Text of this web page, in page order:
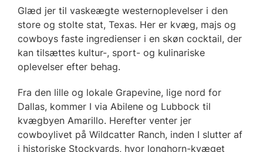
Glæd jer til vaskeægte westernoplevelser i den
store og stolte stat, Texas. Her er kvæg, majs og
cowboys faste ingredienser i en skøn cocktail, der
kan tilsættes kultur-, sport- og kulinariske
oplevelser efter behag.
Fra den lille og lokale Grapevine, lige nord for
Dallas, kommer I via Abilene og Lubbock til
kvægbyen Amarillo. Herefter venter jer
cowboylivet på Wildcatter Ranch, inden I slutter af
i historiske Stockyards, hvor longhorn-kvæget